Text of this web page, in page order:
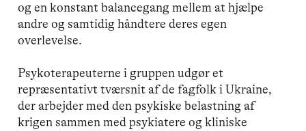
og en konstant balancegang mellem at hjælpe
andre og samtidig håndtere deres egen
overlevelse.
Psykoterapeuterne i gruppen udgør et
repræsentativt tværsnit af de fagfolk i Ukraine,
der arbejder med den psykiske belastning af
krigen sammen med psykiatere og kliniske